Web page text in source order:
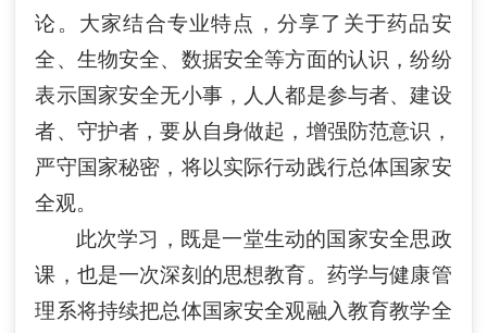
论。大家结合专业特点，分享了关于药品安
全、生物安全、数据安全等方面的认识，纷纷
表示国家安全无小事，人人都是参与者、建设
者、守护者 ，要从自身做起，增强防范意识，
严守国家秘密，将以实际行动践行总体国家安
全观。
此次学习 ，既是一堂生动的国家安全思政
课，也是一次深刻的思想教育。 药学与健康管
理系将持续把总体国家安全观融入教育教学全